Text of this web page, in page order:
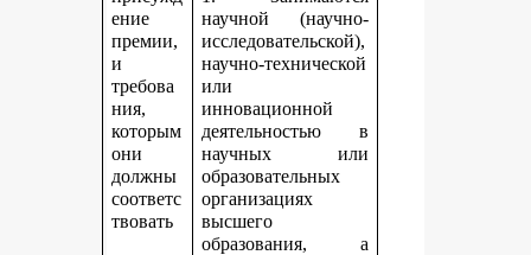
ение
премии,
и
требова
ния,
которым
они
должны
соответс
твовать
научной (научно-
исследовательской),
научно-технической
или
инновационной
деятельностью в
научных или
образовательных
организациях
высшего
образования, а